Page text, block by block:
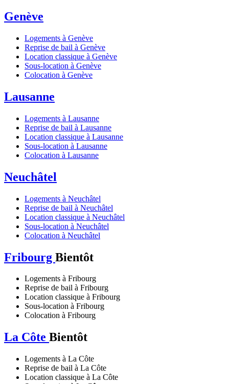
Genève
Logements à Genève
Reprise de bail à Genève
Location classique à Genève
Sous-location à Genève
Colocation à Genève
Lausanne
Logements à Lausanne
Reprise de bail à Lausanne
Location classique à Lausanne
Sous-location à Lausanne
Colocation à Lausanne
Neuchâtel
Logements à Neuchâtel
Reprise de bail à Neuchâtel
Location classique à Neuchâtel
Sous-location à Neuchâtel
Colocation à Neuchâtel
Fribourg Bientôt
Logements à Fribourg
Reprise de bail à Fribourg
Location classique à Fribourg
Sous-location à Fribourg
Colocation à Fribourg
La Côte Bientôt
Logements à La Côte
Reprise de bail à La Côte
Location classique à La Côte